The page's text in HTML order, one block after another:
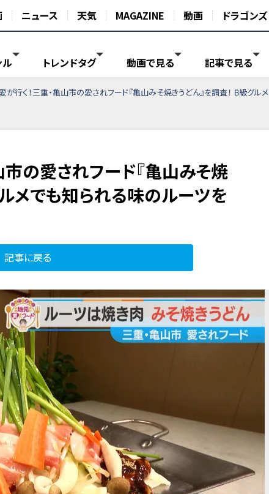
ニュース 天気 MAGAZINE 動画 ドラゴンズ
ル トレンドタグ 動画で見る 記事で見る
が行く！三重・亀山市の愛されフード『亀山みそ焼きうどん』を調査！ B級グル
市の愛されフード『亀山みそ焼
ルメでも知られる味のルーツを
記事に戻る